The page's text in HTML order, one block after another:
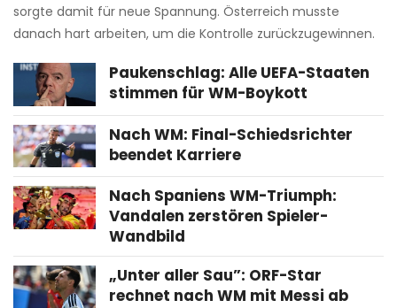
sorgte damit für neue Spannung. Österreich musste
danach hart arbeiten, um die Kontrolle zurückzugewinnen.
Paukenschlag: Alle UEFA-Staaten
stimmen für WM-Boykott
Nach WM: Final-Schiedsrichter
beendet Karriere
Nach Spaniens WM-Triumph:
Vandalen zerstören Spieler-
Wandbild
„Unter aller Sau”: ORF-Star
rechnet nach WM mit Messi ab